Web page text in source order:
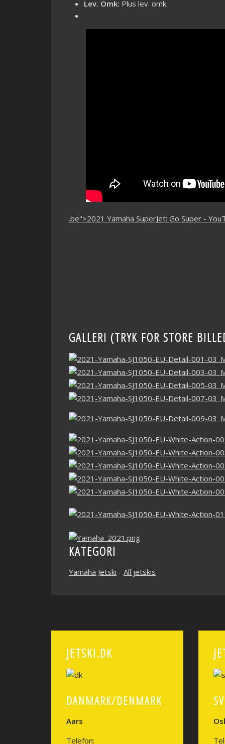
Lev. Omk: Plus lev. omk.
.be">2021 Yamaha SuperJet: Go Super -
GALLERI (TRYK FOR STORE
KATEGORI
Yamaha Jetski - All jetskis
JETSKI.DK
DANMARK/DENMARK
Aars
Telefon: